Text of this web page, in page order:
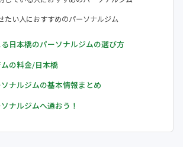
たい人におすすめのパーソナルジム
日本橋のパーソナルジムの選び方
の料金/日本橋
ナルジムの基本情報まとめ
ナルジムへ通おう！